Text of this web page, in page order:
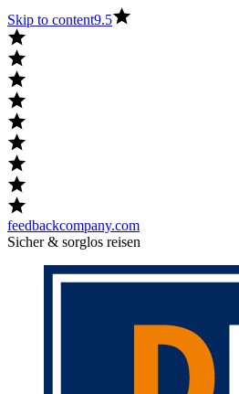
Skip to content9.5
feedbackcompany.com
Sicher & sorglos reisen